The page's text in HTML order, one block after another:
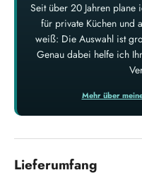
Seit über 20 Jahren plane
für private Küchen und
weiß: Die Auswahl ist
Genau dabei helfe ich
Mehr über
Lieferumfang